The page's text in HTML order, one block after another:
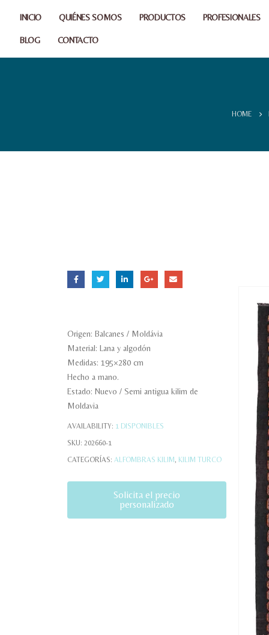
INICIO QUIÉNES SOMOS PRODUCTOS PROFESIONALES
BLOG CONTACTO
HOME
Origen: Balcanes / Moldávia
Material: Lana y algodón
Medidas: 195×280 cm
Hecho a mano.
Estado: Nuevo / Semi antigua kilim de
Moldavia
AVAILABILITY: 1 DISPONIBLES
SKU: 202660-1
CATEGORÍAS: ALFOMBRAS KILIM, KILIM TURCO
Solicita el precio
personalizado